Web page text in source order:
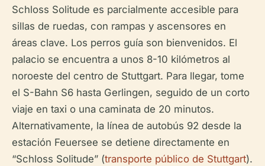
Schloss Solitude es parcialmente accesible para
sillas de ruedas, con rampas y ascensores en
áreas clave. Los perros guía son bienvenidos. El
palacio se encuentra a unos 8-10 kilómetros al
noroeste del centro de Stuttgart. Para llegar, tome
el S-Bahn S6 hasta Gerlingen, seguido de un corto
viaje en taxi o una caminata de 20 minutos.
Alternativamente, la línea de autobús 92 desde la
estación Feuersee se detiene directamente en
“Schloss Solitude” (transporte público de Stuttgart).